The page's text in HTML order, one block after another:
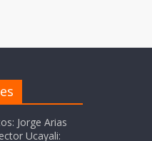
Jorge Arias
Ucayali: